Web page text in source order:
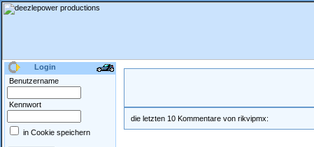
Login
Benutzername
Kennwort
in Cookie speichern
die letzten 10 Kommentare von rikvipmx: